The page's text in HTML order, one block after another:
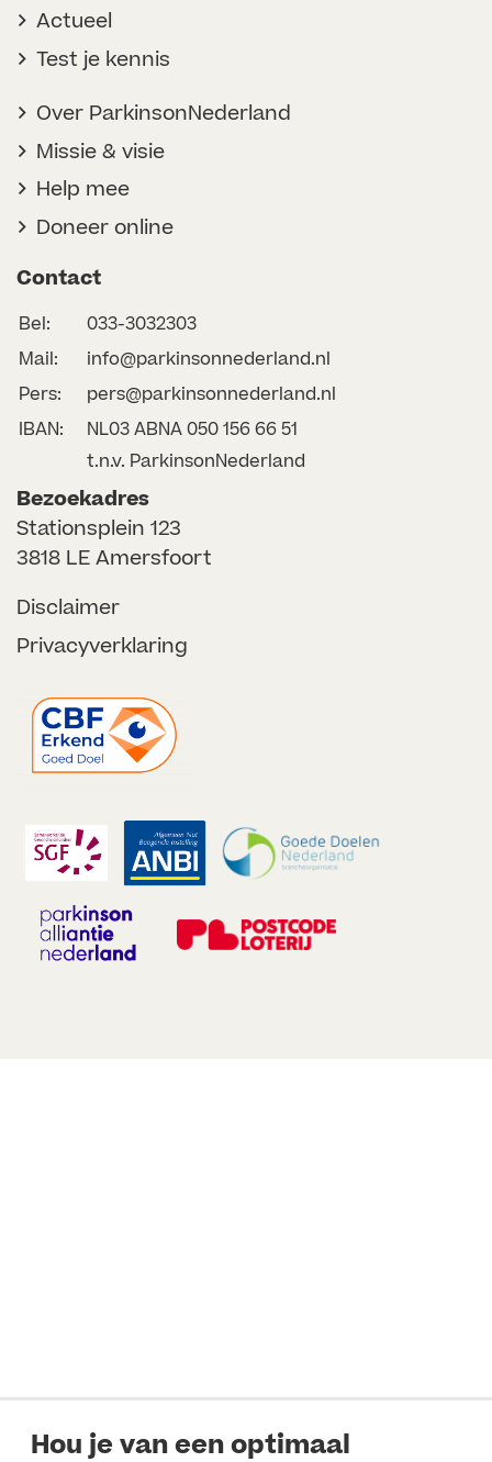
Hou je van een optimaal
Actueel
Test je kennis
Over ParkinsonNederland
Missie & visie
Help mee
Doneer online
Contact
Bel:
033-3032303
Mail:
info@parkinsonnederland.nl
Pers:
pers@parkinsonnederland.nl
IBAN:
NL03 ABNA 050 156 66 51
t.n.v. ParkinsonNederland
Bezoekadres
Stationsplein 123
3818 LE Amersfoort
Disclaimer
Privacyverklaring